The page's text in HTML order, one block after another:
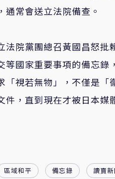
常會送立法院備查。
院黨團總召黃國昌怒批
國家重要事項的備忘錄
視若無物」，不僅是「
，直到現在才被日本媒
區域和平 備忘錄 讀賣新